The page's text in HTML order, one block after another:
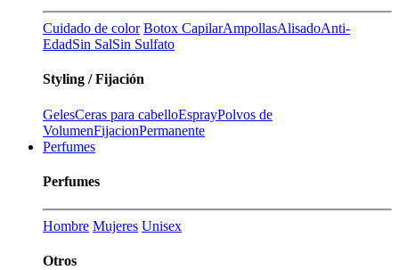
Cuidado de color Botox CapilarAmpollasAlisadoAnti-
EdadSin SalSin Sulfato
Styling / Fijación
GelesCeras para cabelloEsprayPolvos de
VolumenFijacionPermanente
Perfumes
Perfumes
Hombre Mujeres Unisex
Otros